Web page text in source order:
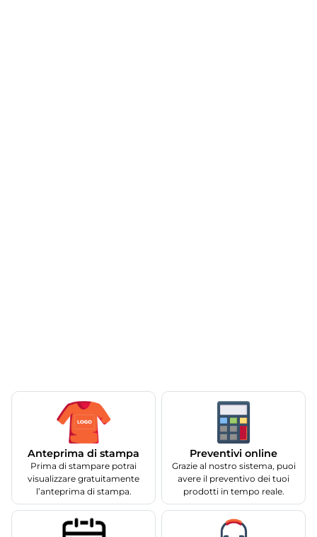
Anteprima di stampa
Prima di stampare potrai
visualizzare gratuitamente
l’anteprima di stampa.
Preventivi online
Grazie al nostro sistema, puoi
avere il preventivo dei tuoi
prodotti in tempo reale.